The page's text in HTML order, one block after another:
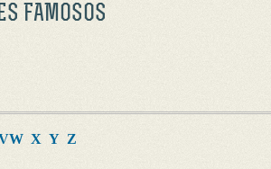
FAMOSOS
W X Y Z